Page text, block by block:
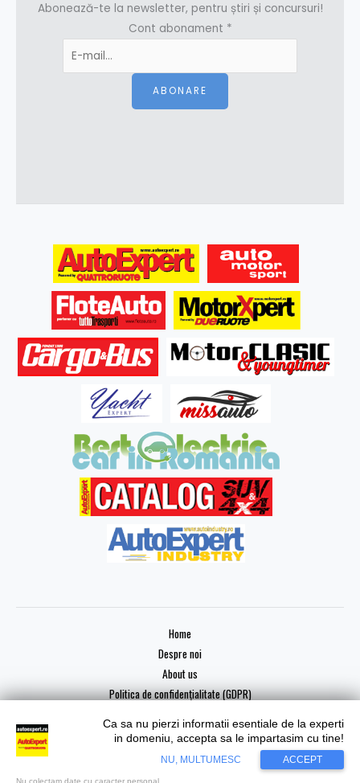
Abonează-te la newsletter, pentru știri și concursuri!
Cont abonament *
ABONARE
Home
Despre noi
About us
Politica de confidențialitate (GDPR)
Copyright © 2026 AutoExpert
Ca sa nu pierzi informatii esentiale de la experti
in domeniu, accepta sa le impartasim cu tine!
NU, MULTUMESC ACCEPT
Nu colectam date cu caracter personal.